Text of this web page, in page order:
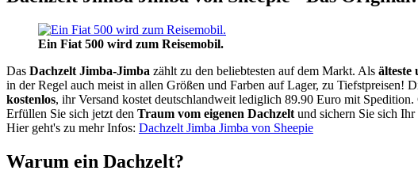
Ein Fiat 500 wird zum Reisemobil.
Das Dachzelt Jimba-Jimba zählt zu den beliebtesten auf dem Markt. Als älteste
in der Regel auch meist in allen Größen und Farben auf Lager, zu Tiefstpreisen!
kostenlos, ihr Versand kostet deutschlandweit lediglich 89.90 Euro mit
Erfüllen Sie sich jetzt den Traum vom eigenen Dachzelt und sichern Sie sich
Hier geht's zu mehr Infos: Dachzelt Jimba Jimba von Sheepie
Warum ein Dachzelt?